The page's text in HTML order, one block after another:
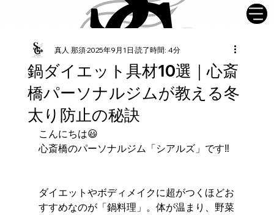
鍋ダイエット具材10選｜心斎
橋パーソナルジムが教える冬
太り防止の秘訣
真人 那須2025年9月1日 読了時間: 4分
こんにちは😃
心斎橋のパーソナルジム「シアルズ」です‼︎
ダイエットやボディメイクに超がつくほどお
すすめなのが「鍋料理」。体が温まり、野菜